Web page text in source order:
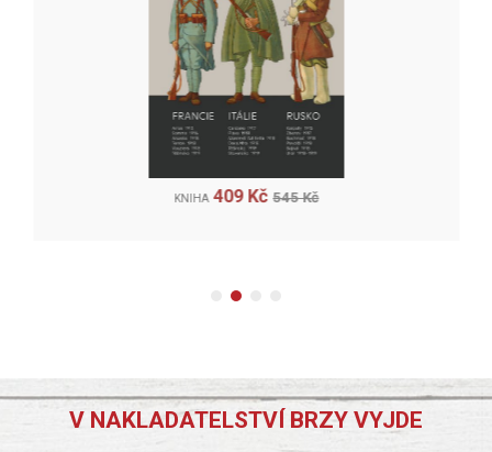
KNIHA 409 Kč 545 Kč
V NAKLADATELSTVÍ BRZY VYJDE